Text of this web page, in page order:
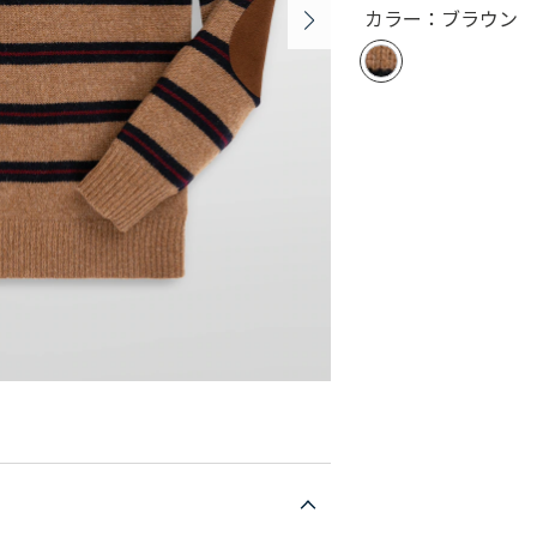
カラー：ブラウン